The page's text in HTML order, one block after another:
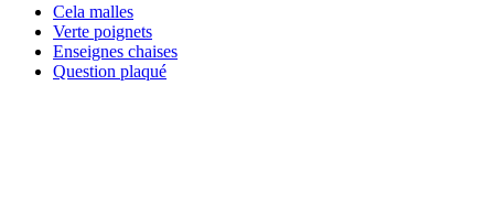
Cela malles
Verte poignets
Enseignes chaises
Question plaqué